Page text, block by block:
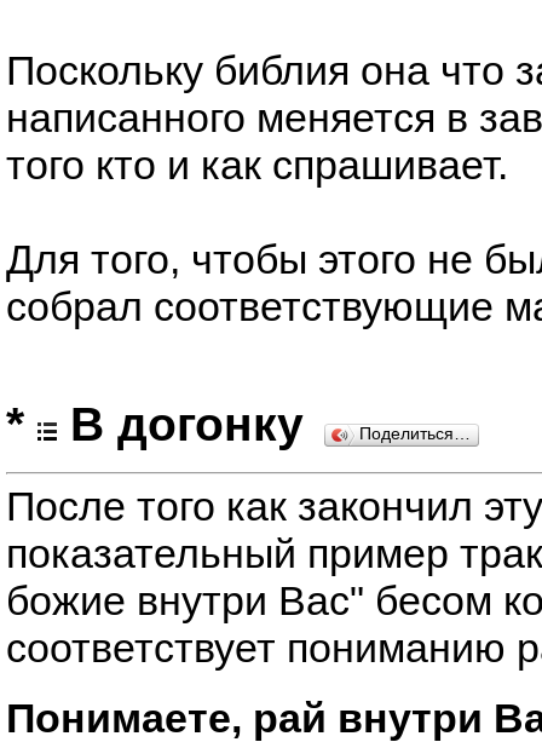
Поскольку библия она
написанного меняется в
того кто и как спрашивает.
Для того, чтобы этого не
собрал соответствующие
* В догонку Поделиться…
После того как закончил
показательный пример
божие внутри Вас" бесом
соответствует пониманию
Понимаете, рай внутри